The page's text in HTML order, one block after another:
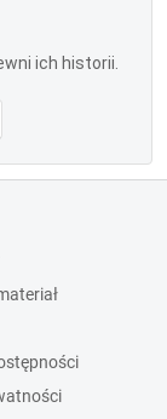
ich historii.